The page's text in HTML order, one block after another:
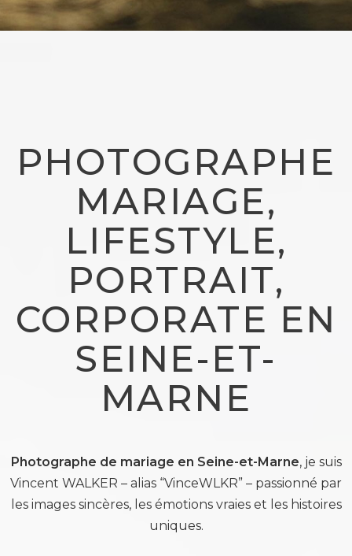
PHOTOGRAPHE
MARIAGE,
LIFESTYLE,
PORTRAIT,
CORPORATE EN
SEINE-ET-
MARNE
Photographe de mariage en Seine-et-Marne, je suis
Vincent WALKER – alias “VinceWLKR” – passionné par
les images sincères, les émotions vraies et les histoires
uniques.